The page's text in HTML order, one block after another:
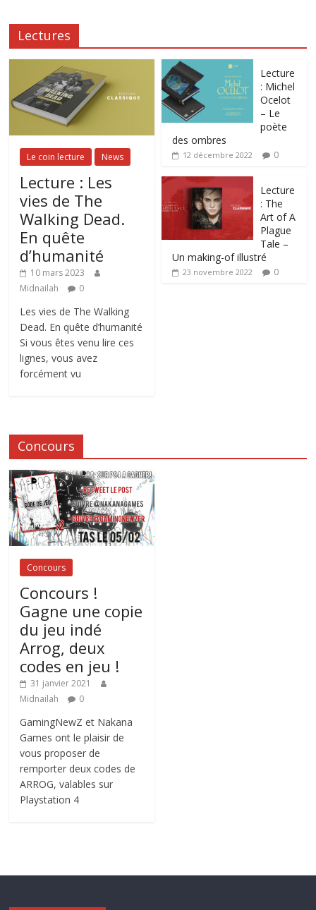
Lectures
Le coin lecture News
Lecture : Les
vies de The
Walking Dead.
En quête
d’humanité
10 mars 2023
Midnailah
0
Les vies de The Walking
Dead. En quête d’humanité
Si vous êtes venu lire ces
lignes, vous avez
forcément vu
Lecture
: Michel
Ocelot
– Le
poète
des ombres
12 décembre 2022 0
Lecture
: The
Art of A
Plague
Tale –
Un making-of illustré
23 novembre 2022 0
Concours
Concours
Concours !
Gagne une copie
du jeu indé
Arrog, deux
codes en jeu !
31 janvier 2021
Midnailah
0
GamingNewZ et Nakana
Games ont le plaisir de
vous proposer de
remporter deux codes de
ARROG, valables sur
Playstation 4